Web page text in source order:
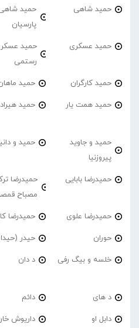
حمید شاهی
حمید شاهی
پارسیان
حمید عسکری
حمید
رستمی
حمید کارگران حمید
حمید همت یار حمید هیراد
حمید و جاوید
پیروزنیا
حمید و
حمیدرضا بابایی
حمیدرضا
مصباح
حمیدرضا علوی حمیدرضا
حوران حیدر
خلسه و بیگ رفی د دان
د های دائم
دابل او داریوش